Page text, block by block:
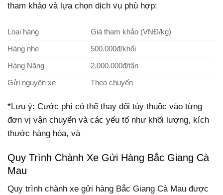
tham khảo và lựa chọn dịch vụ phù hợp:
Loại hàng
Giá tham khảo (VNĐ/kg)
Hàng nhẹ
500.000đ/khối
Hàng Nặng
2.000.000đ/tấn
Gửi nguyên xe
Theo chuyến
*Lưu ý: Cước phí có thể thay đổi tùy thuộc vào từng
đơn vị vận chuyển và các yếu tố như khối lượng, kích
thước hàng hóa, và
Quy Trình Chành Xe Gửi Hàng Bắc Giang Cà
Mau
Quy trình chành xe gửi hàng Bắc Giang Cà Mau được